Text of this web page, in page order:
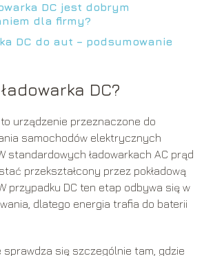
DC jest dobrym
dla firmy?
DC do aut – podsumowanie
DC?
to urządzenie przeznaczone do
samochodów elektrycznych
standardowych ładowarkach AC prąd
przekształcony przez pokładową
przypadku DC ten etap odbywa się w
dlatego energia trafia do baterii
sprawdza się szczególnie tam, gdzie